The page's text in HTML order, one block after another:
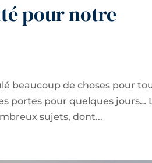
pour notre
beaucoup de choses pour
portes pour quelques jours…
sujets, dont...